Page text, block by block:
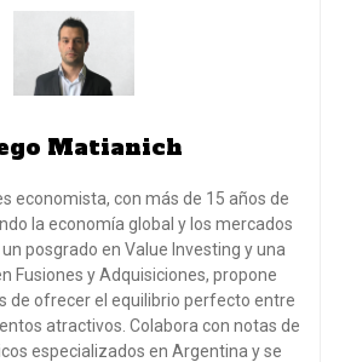
Matianich
economista, con más de 15 años de
la economía global y los mercados
posgrado en Value Investing y una
Fusiones y Adquisiciones, propone
de ofrecer el equilibrio perfecto entre
atractivos. Colabora con notas de
especializados en Argentina y se